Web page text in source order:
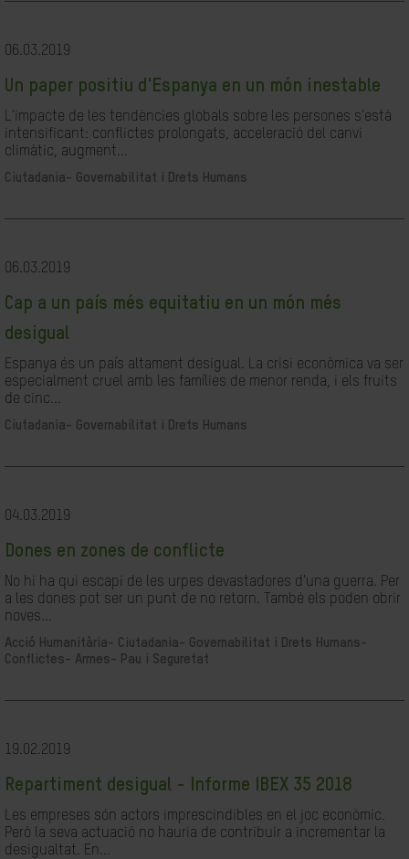
06.03.2019
Un paper positiu d'Espanya en un món inestable
L'impacte de les tendències globals sobre les persones s'està
intensificant: conflictes prolongats, acceleració del canvi
climàtic, augment...
Ciutadania- Governabilitat i Drets Humans
06.03.2019
Cap a un país més equitatiu en un món més
desigual
Espanya és un país altament desigual. La crisi econòmica va ser
especialment cruel amb les famílies de menor renda, i els fruits
de cinc...
Ciutadania- Governabilitat i Drets Humans
04.03.2019
Dones en zones de conflicte
No hi ha qui escapi de les urpes devastadores d'una guerra. Per
a les dones pot ser un punt de no retorn. També els poden obrir
noves...
Acció Humanitària-
Ciutadania- Governabilitat i Drets Humans-
Conflictes- Armes- Pau i Seguretat
19.02.2019
Repartiment desigual - Informe IBEX 35 2018
Les empreses són actors imprescindibles en el joc econòmic.
Però la seva actuació no hauria de contribuir a incrementar la
desigualtat. En...